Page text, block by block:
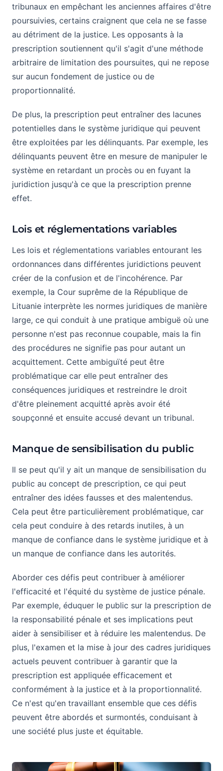
tribunaux en empêchant les anciennes affaires d'être
poursuivies, certains craignent que cela ne se fasse
au détriment de la justice. Les opposants à la
prescription soutiennent qu'il s'agit d'une méthode
arbitraire de limitation des poursuites, qui ne repose
sur aucun fondement de justice ou de
proportionnalité.
De plus, la prescription peut entraîner des lacunes
potentielles dans le système juridique qui peuvent
être exploitées par les délinquants. Par exemple, les
délinquants peuvent être en mesure de manipuler le
système en retardant un procès ou en fuyant la
juridiction jusqu'à ce que la prescription prenne
effet.
Lois et réglementations variables
Les lois et réglementations variables entourant les
ordonnances dans différentes juridictions peuvent
créer de la confusion et de l'incohérence. Par
exemple, la Cour suprême de la République de
Lituanie interprète les normes juridiques de manière
large, ce qui conduit à une pratique ambiguë où une
personne n'est pas reconnue coupable, mais la fin
des procédures ne signifie pas pour autant un
acquittement. Cette ambiguïté peut être
problématique car elle peut entraîner des
conséquences juridiques et restreindre le droit
d'être pleinement acquitté après avoir été
soupçonné et ensuite accusé devant un tribunal.
Manque de sensibilisation du public
Il se peut qu'il y ait un manque de sensibilisation du
public au concept de prescription, ce qui peut
entraîner des idées fausses et des malentendus.
Cela peut être particulièrement problématique, car
cela peut conduire à des retards inutiles, à un
manque de confiance dans le système juridique et à
un manque de confiance dans les autorités.
Aborder ces défis peut contribuer à améliorer
l'efficacité et l'équité du système de justice pénale.
Par exemple, éduquer le public sur la prescription de
la responsabilité pénale et ses implications peut
aider à sensibiliser et à réduire les malentendus. De
plus, l'examen et la mise à jour des cadres juridiques
actuels peuvent contribuer à garantir que la
prescription est appliquée efficacement et
conformément à la justice et à la proportionnalité.
Ce n'est qu'en travaillant ensemble que ces défis
peuvent être abordés et surmontés, conduisant à
une société plus juste et équitable.